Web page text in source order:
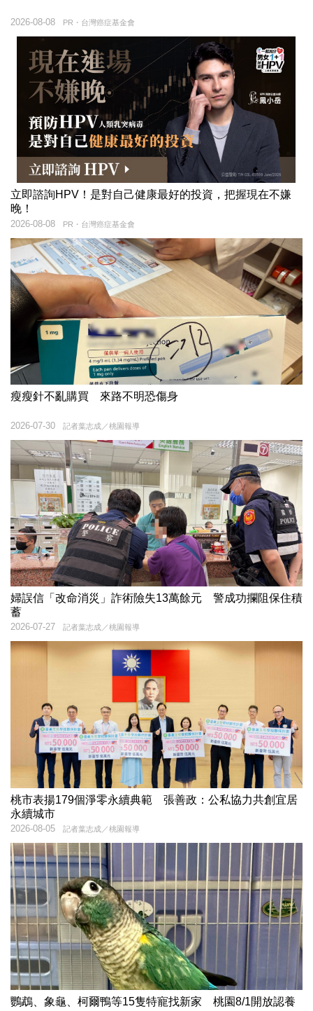
PR・台灣癌症基金會
2026-08-08
立即諮詢HPV！是對自己健康最好的投資，把握現在不嫌
晚！
PR・台灣癌症基金會
2026-08-08
瘦瘦針不亂購買 來路不明恐傷身
記者葉志成／桃園報導
2026-07-30
婦誤信「改命消災」詐術險失13萬餘元 警成功攔阻保住積
蓄
記者葉志成／桃園報導
2026-07-27
桃市表揚179個淨零永續典範 張善政：公私協力共創宜居
永續城市
記者葉志成／桃園報導
2026-08-05
鸚鵡、象龜、柯爾鴨等15隻特寵找新家 桃園8/1開放認養